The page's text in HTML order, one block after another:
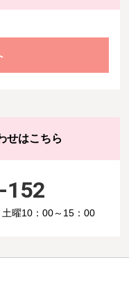
せはこちら
152
曜10：00～15：00